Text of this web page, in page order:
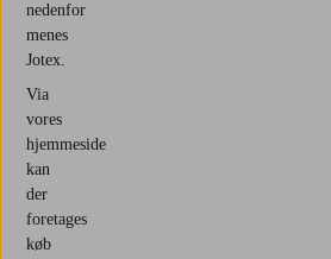
nedenfor
menes
Jotex.
Via
vores
hjemmeside
kan
der
foretages
køb